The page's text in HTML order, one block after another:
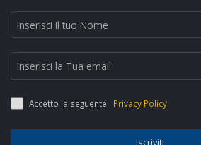
Accetto la seguente Privacy Policy
Iscriviti